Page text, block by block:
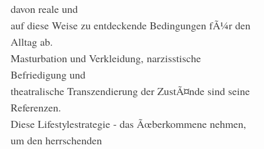
davon reale und
auf diese Weise zu entdeckende Bedingungen fÃ¼r den
Alltag ab.
Masturbation und Verkleidung, narzisstische
Befriedigung und
theatralische Transzendierung der ZustÃ¤nde sind seine
Referenzen.
Diese Lifestylestrategie - das Ãœberkommene nehmen,
um den herrschenden